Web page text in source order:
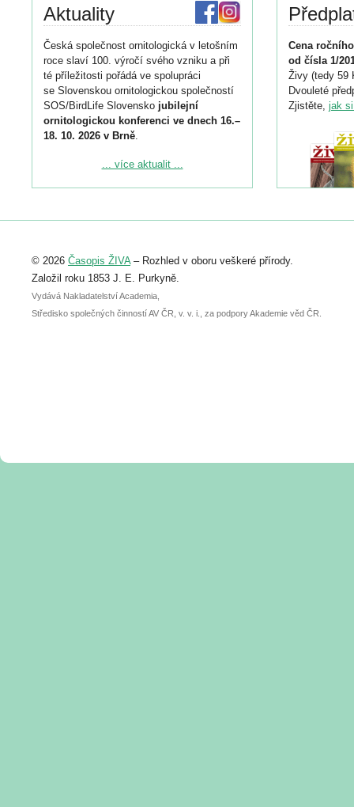
Aktuality
Česká společnost ornitologická v letošním
roce slaví 100. výročí svého vzniku a při
té příležitosti pořádá ve spolupráci
se Slovenskou ornitologickou společností
SOS/BirdLife Slovensko jubilejní
ornitologickou konferenci ve dnech 16.–
18. 10. 2026 v Brně.
Podrobnější informace ke konferenci
Registrovat se můžete do 6. září.
abstraktu přihlášené přednášky nebo
posteru je už 30. června.
... více aktualit ...
Cena
od čísla 1/
Živy (tedy 59
Dvouleté
Zjistěte, jak
© 2026 Časopis ŽIVA– Rozhled v oboru veškeré přírody.
Založil roku 1853 J. E. Purkyně.
Vydává Nakladatelství Academia,
Středisko společných činností AV ČR, v. v. i., za podpory Akademie věd ČR.